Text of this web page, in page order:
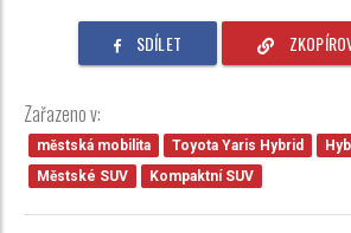
SDÍLET
Zařazeno v:
městská mobilita Toyota Yaris Hybrid
Městské SUV
Kompaktní SUV